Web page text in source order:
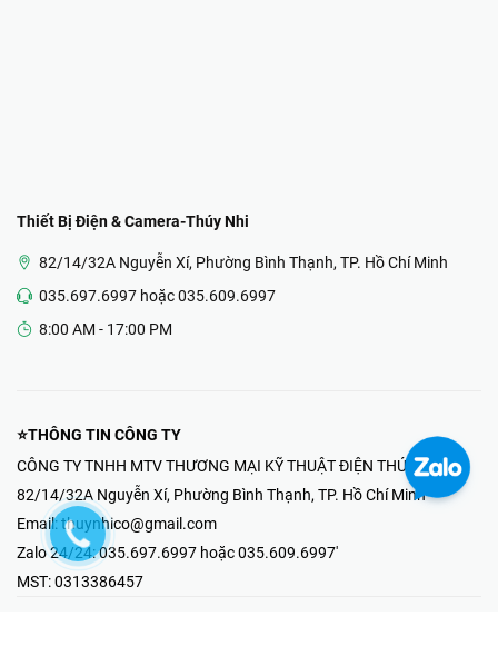
Thiết Bị Điện & Camera-Thúy Nhi
82/14/32A Nguyễn Xí, Phường Bình Thạnh, TP. Hồ Chí Minh
035.697.6997 hoặc 035.609.6997
8:00 AM - 17:00 PM
⭐THÔNG TIN CÔNG TY
CÔNG TY TNHH MTV THƯƠNG MẠI KỸ THUẬT ĐIỆN THÚY NHI
82/14/32A Nguyễn Xí, Phường Bình Thạnh, TP. Hồ Chí Minh
Email: thuynhico@gmail.com
Zalo 24/24:035.697.6997 hoặc 035.609.6997'
MST:0313386457